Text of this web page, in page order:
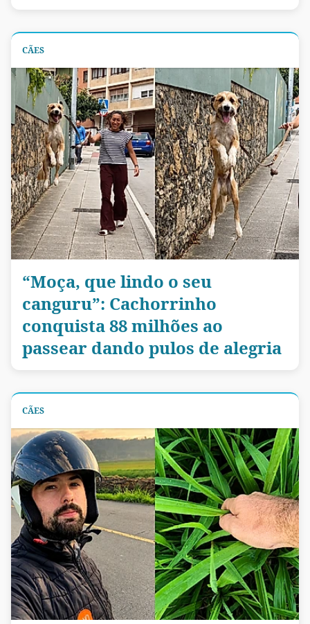
CÃES
“Moça, que lindo o seu
canguru”: Cachorrinho
conquista 88 milhões ao
passear dando pulos de alegria
CÃES